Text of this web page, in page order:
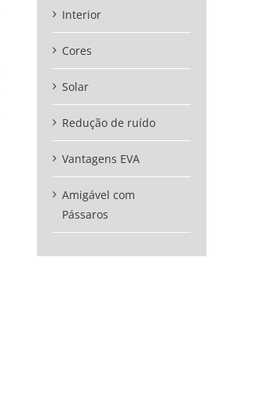
Interior
Cores
Solar
Redução de ruído
Vantagens EVA
Amigável com
Pássaros